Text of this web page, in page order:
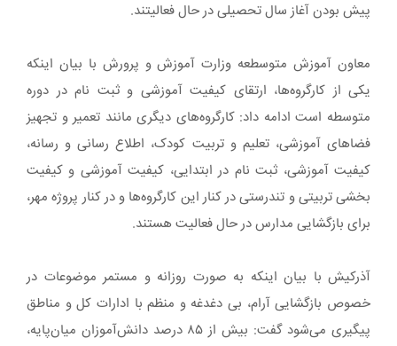
پیش بودن آغاز سال تحصیلی در حال فعالیتند.
معاون آموزش متوسطعه وزارت آموزش و پرورش با بیان اینکه
یکی از کارگروه‌ها، ارتقای کیفیت آموزشی و ثبت نام در دوره
متوسطه است ادامه داد: کارگروه‌های دیگری مانند تعمیر و تجهیز
فضاهای آموزشی، تعلیم و تربیت کودک، اطلاع رسانی و رسانه،
کیفیت آموزشی، ثبت نام در ابتدایی، کیفیت آموزشی و کیفیت
بخشی تربیتی و تندرستی در کنار این کارگروه‌ها و در کنار پروژه مهر،
برای بازگشایی مدارس در حال فعالیت هستند.
آذرکیش با بیان اینکه به صورت روزانه و مستمر موضوعات در
خصوص بازگشایی آرام، بی دغدغه و منظم با ادارات کل و مناطق
پیگیری می‌شود گفت: بیش از ۸۵ درصد دانش‌آموزان میان‌پایه،